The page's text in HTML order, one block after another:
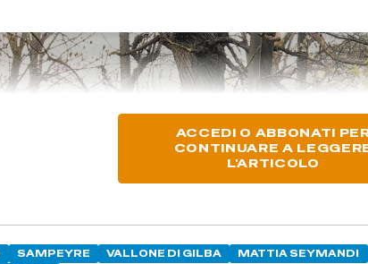
ACCEDI O ABBONATI
CONTINUARE A
L'ARTICOLO
SAMPEYRE VALLONE DI GILBA MATTIA SEYMANDI